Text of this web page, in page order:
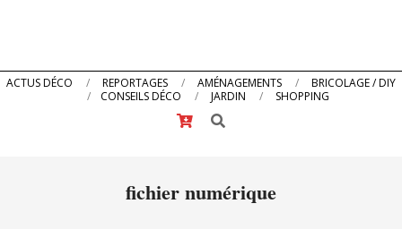
Primary
ACTUS DÉCO REPORTAGES AMÉNAGEMENTS
BRICOLAGE / DIY
CONSEILS DÉCO
JARDIN
SHOPPING
Search
fichier numérique